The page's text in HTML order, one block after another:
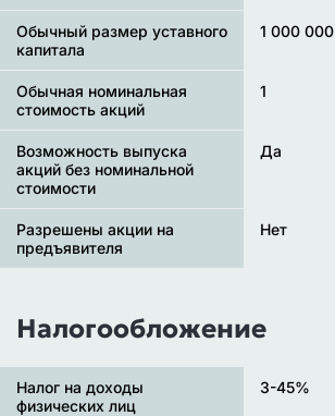
Обычный размер уставного
капитала
1 000 000
Обычная номинальная
стоимость акций
1
Возможность выпуска
акций без номинальной
стоимости
Да
Разрешены акции на
предъявителя
Нет
Налогообложение
Налог на доходы
физических лиц
3-45%